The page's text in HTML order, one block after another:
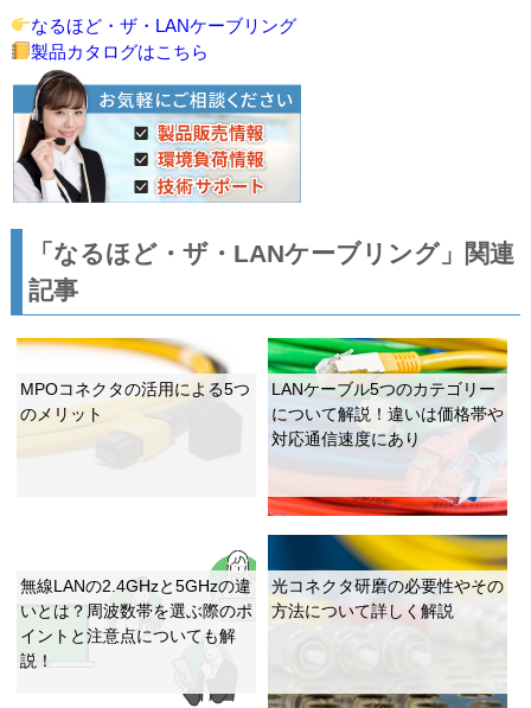
なるほど・ザ・LANケーブリング
製品カタログはこちら
「なるほど・ザ・LANケーブリング」関連
記事
MPOコネクタの活用による5つ
のメリット
LANケーブル5つのカテゴリー
について解説！違いは価格帯や
対応通信速度にあり
無線LANの2.4GHzと5GHzの違
いとは？周波数帯を選ぶ際のポ
イントと注意点についても解
説！
光コネクタ研磨の必要性やその
方法について詳しく解説